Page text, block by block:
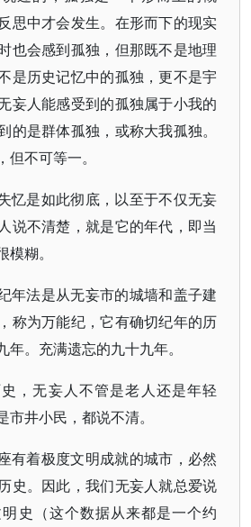
思中才会发生。在形而下的现实
也会感到孤独，但那既不是地理
是历史记忆中的孤独，更不是宇
妄人能感受到的孤独属于小我的
的是群体孤独，或称大我孤独。
不可等一。
忆是如此彻底，以至于不仅无妄
说不清楚，就是它的年代，即当
糊。
年法是从无妄市的城墙和盖子建
称为万能纪，它有确切纪年的历
年。充满遗忘的九十九年。
，无妄人不管是老人还是年轻
井小民，都说不清。
有着极度文明成就的城市，必然
史。因此，我们无妄人就总爱说
史（这个数据从来都是一个约